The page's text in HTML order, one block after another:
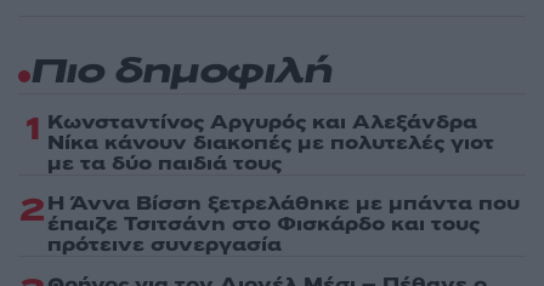
Πιο δημοφιλή
1 Κωνσταντίνος Αργυρός και Αλεξάνδρα
Νίκα κάνουν διακοπές με πολυτελές γιοτ
με τα δύο παιδιά τους
2Η Άννα Βίσση ξετρελάθηκε με μπάντα που
έπαιζε Τσιτσάνη στο Φισκάρδο και τους
πρότεινε συνεργασία